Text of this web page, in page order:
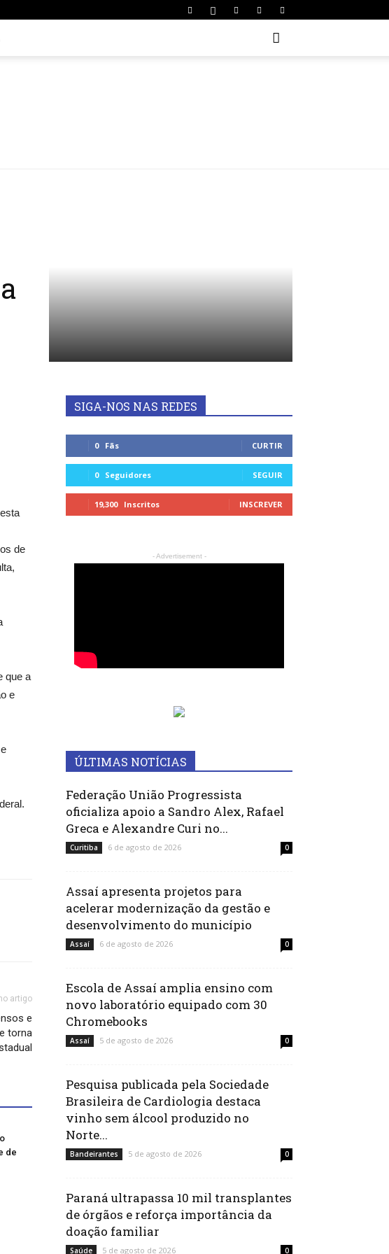
de
que a
e
artigo
e
torna
de
SIGA-NOS NAS REDES
0 Fãs CURTIR
0 Seguidores SEGUIR
19,300 Inscritos INSCREVER
- Advertisement -
ÚLTIMAS NOTÍCIAS
Federação União Progressista
oficializa apoio a Sandro Alex, Rafael
Greca e Alexandre Curi no...
Curitiba 6 de agosto de 2026 0
Assaí apresenta projetos para
acelerar modernização da gestão e
desenvolvimento do município
Assaí 6 de agosto de 2026 0
Escola de Assaí amplia ensino com
novo laboratório equipado com 30
Chromebooks
Assaí 5 de agosto de 2026 0
Pesquisa publicada pela Sociedade
Brasileira de Cardiologia destaca
vinho sem álcool produzido no
Norte...
Bandeirantes 5 de agosto de 2026 0
Paraná ultrapassa 10 mil transplantes
de órgãos e reforça importância da
doação familiar
Saúde 5 de agosto de 2026 0